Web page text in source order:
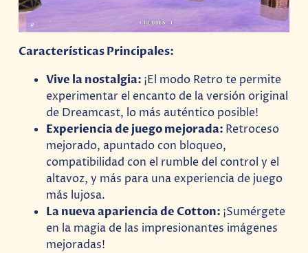
Características Principales:
Vive la nostalgia: ¡El modo Retro te permite
experimentar el encanto de la versión original
de Dreamcast, lo más auténtico posible!
Experiencia de juego mejorada: Retroceso
mejorado, apuntado con bloqueo,
compatibilidad con el rumble del control y el
altavoz, y más para una experiencia de juego
más lujosa.
La nueva apariencia de Cotton: ¡Sumérgete
en la magia de las impresionantes imágenes
mejoradas!